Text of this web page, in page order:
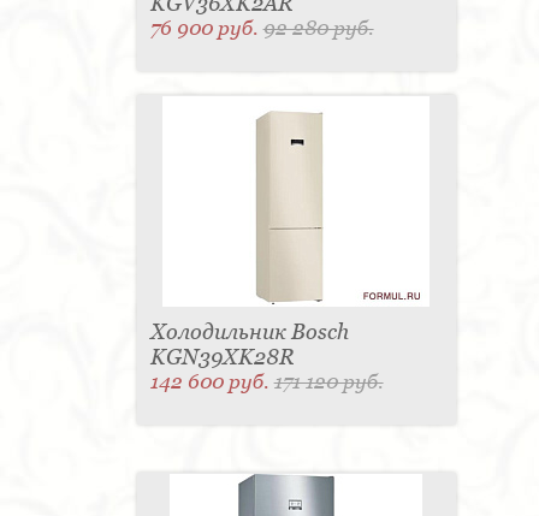
76 900 руб.92 280 руб.
Холодильник Bosch
KGN39XK28R
142 600 руб.171 120 руб.